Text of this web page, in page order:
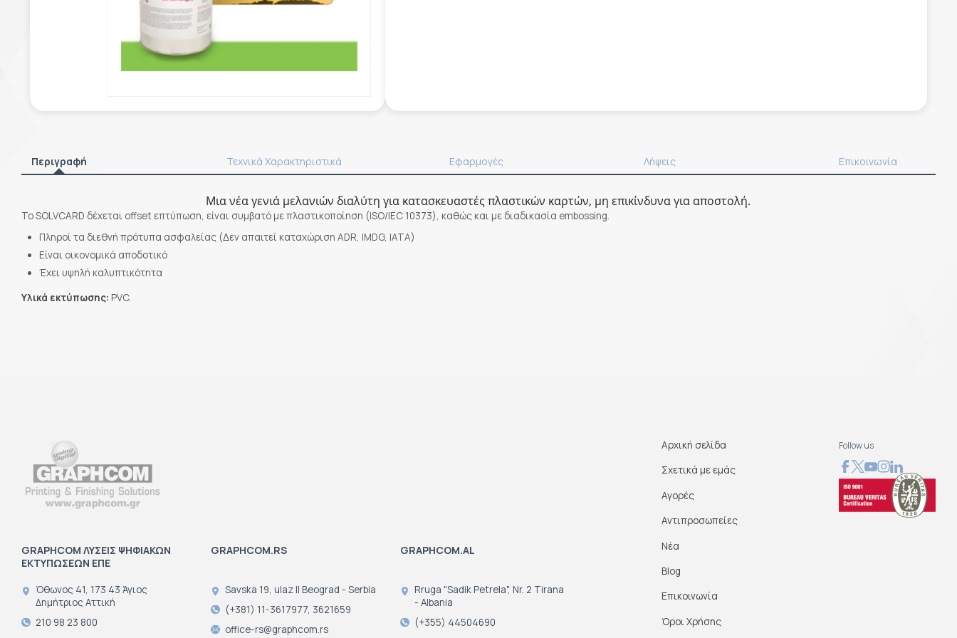
Περιγραφή Τεχνικά Χαρακτηριστικά Λήψεις Επικοινωνία
Εφαρμογές
Μια νέα γενιά μελανιών διαλύτη για κατασκευαστές πλαστικών καρτών, μη επικίνδυνα για αποστολή.
Το SOLVCARD δέχεται offset επτύπωση, είναι συμβατό με πλαστικοποίηση (ISO/IEC 10373), καθώς και με διαδικασία embossing.
Πληροί τα διεθνή πρότυπα ασφαλείας (Δεν απαιτεί καταχώριση ADR, IMDG, IATA)
Είναι οικονομικά αποδοτικό
Έχει υψηλή καλυπτικότητα
Υλικά εκτύπωσης: PVC.
GRAPHCOM ΛΥΣΕΙΣ ΨΗΦΙΑΚΩΝ
ΕΚΤΥΠΩΣΕΩΝ ΕΠΕ
Όθωνος 41, 173 43 Άγιος
Δημήτριος Αττική
210 98 23 800
GRAPHCOM.RS
Savska 19, ulaz II Beograd - Serbia
(+381) 11-3617977, 3621659
office-rs@graphcom.rs
GRAPHCOM.AL
Rruga "Sadik Petrela", Nr. 2 Tirana
- Albania
(+355) 44504690
Αρχική σελίδα
Σχετικά με εμάς
Αγορές
Αντιπροσωπείες
Νέα
Blog
Επικοινωνία
Όροι Χρήσης
Follow us